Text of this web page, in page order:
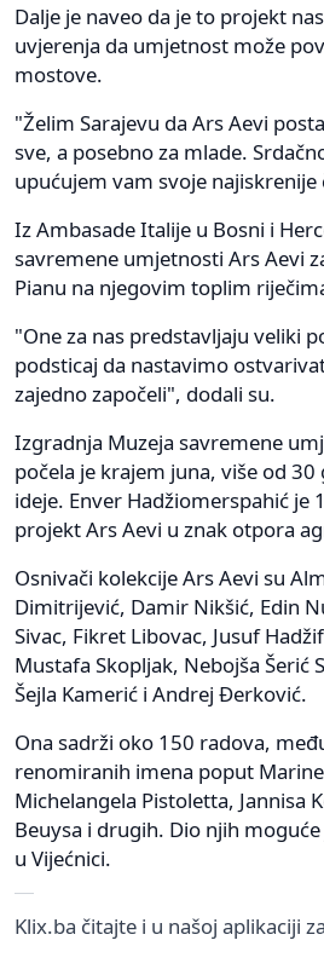
Dalje je naveo da je to projekt
uvjerenja da umjetnost može
mostove.
"Želim Sarajevu da Ars Aevi
sve, a posebno za mlade.
upućujem vam svoje najiskrenije
Iz Ambasade Italije u Bosni i
savremene umjetnosti Ars Aevi
Pianu na njegovim toplim
"One za nas predstavljaju veliki
podsticaj da nastavimo
zajedno započeli", dodali su.
Izgradnja Muzeja savremene
počela je krajem juna, više od 30
ideje. Enver Hadžiomerspahić je
projekt Ars Aevi u znak otpora
Osnivači kolekcije Ars Aevi su
Dimitrijević, Damir Nikšić, Edin
Sivac, Fikret Libovac, Jusuf
Mustafa Skopljak, Nebojša Šerić
Šejla Kamerić i Andrej Đerković.
Ona sadrži oko 150 radova,
renomiranih imena poput
Michelangela Pistoletta, Jannisa
Beuysa i drugih. Dio njih
u Vijećnici.
Klix.ba čitajte i u našoj aplikaciji za